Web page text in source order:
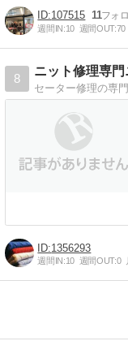
107515 11
週間IN:10 週間OUT:70
8
ニット修理専
セーター修理の専
1356293
週間IN:10 週間OUT:0